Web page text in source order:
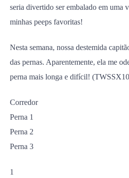
seria divertido ser embalado em uma
minhas peeps favoritas!
Nesta semana, nossa destemida
das pernas. Aparentemente, ela me
perna mais longa e difícil!
Corredor
Perna 1
Perna 2
Perna 3
1